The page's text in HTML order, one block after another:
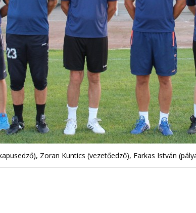
Zoran Kuntics (vezetőedző), Farkas István